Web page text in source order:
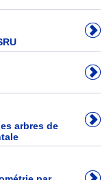
arbres de